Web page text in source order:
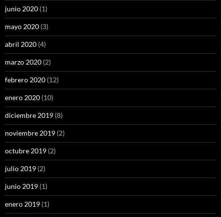
junio 2020 (1)
mayo 2020 (3)
abril 2020 (4)
marzo 2020 (2)
febrero 2020 (12)
enero 2020 (10)
diciembre 2019 (8)
noviembre 2019 (2)
octubre 2019 (2)
julio 2019 (2)
junio 2019 (1)
enero 2019 (1)